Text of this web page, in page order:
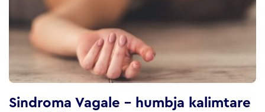
Sindroma Vagale – humbja kalimtare